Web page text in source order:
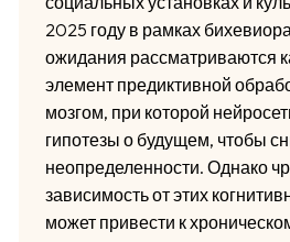
2025 году в рамках
ожидания рассматриваются
элемент предиктивной
мозгом, при которой
гипотезы о будущем, чтобы
неопределенности. Однако
зависимость от этих
может привести к